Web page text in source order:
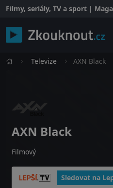
Filmy, seriály, TV a sport |
Televize AXN Black
AXN Black
Filmový
Sledovat na